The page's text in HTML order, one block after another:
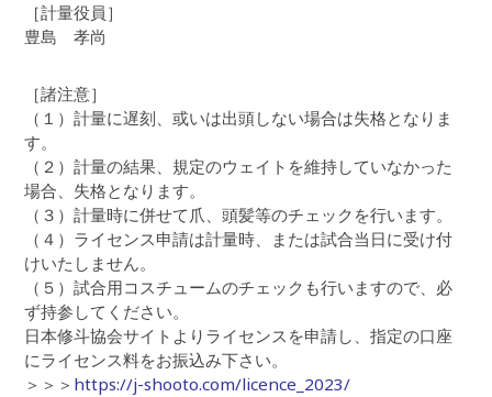
［計量役員］
豊島 孝尚
［諸注意］
（１）計量に遅刻、或いは出頭しない場合は失格となりま
す。
（２）計量の結果、規定のウェイトを維持していなかった
場合、失格となります。
（３）計量時に併せて爪、頭髪等のチェックを行います。
（４）ライセンス申請は計量時、または試合当日に受け付
けいたしません。
（５）試合用コスチュームのチェックも行いますので、必
ず持参してください。
日本修斗協会サイトよりライセンスを申請し、指定の口座
にライセンス料をお振込み下さい。
＞＞＞ https://j-shooto.com/licence_2023/